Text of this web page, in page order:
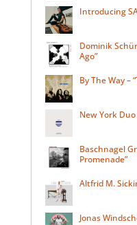
Introducing
Dominik
Ago”
By The Way –
New York
Baschnagel
Promenade”
Altfrid M.
Jonas